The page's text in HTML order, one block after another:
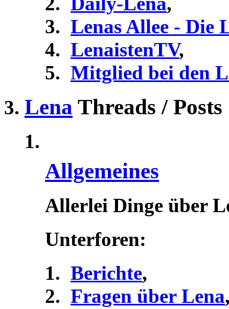
Lenas Allee - Die
LenaistenTV,
Mitglied bei den
Lena Threads / Posts
Allgemeines
Allerlei Dinge über
Unterforen:
Berichte,
Fragen über Lena